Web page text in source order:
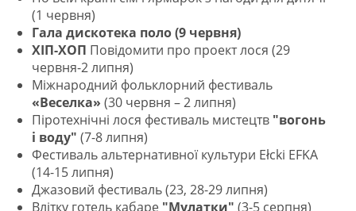
(1 червня)
Гала дискотека поло (9 червня)
ХІП-ХОП Повідомити про проект лося (29
червня-2 липня)
Міжнародний фольклорний фестиваль
«Веселка» (30 червня – 2 липня)
Піротехнічні лося фестиваль мистецтв "вогонь
і воду" (7-8 липня)
Фестиваль альтернативної культури Ełcki EFKA
(14-15 липня)
Джазовий фестиваль (23, 28-29 липня)
Влітку готель кабаре "Мулатки" (3-5 серпня)